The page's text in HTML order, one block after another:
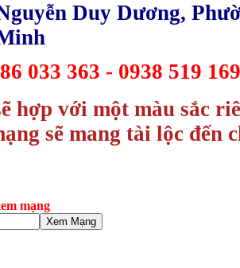
Duy Dương,
033 363 - 0938 519
hợp với một màu sắc
sẽ mang tài lộc đến
mạng
Xem Mạng